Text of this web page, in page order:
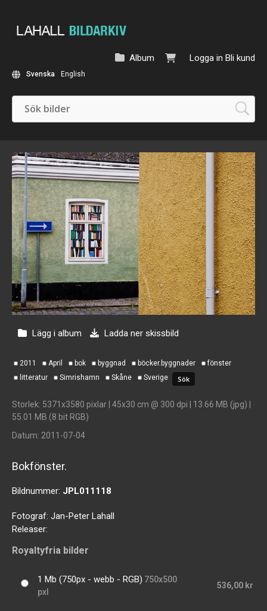
Logga in Bli kund
Album
Svenska English
Lägg i album Ladda ner skissbild
2011 April bok byggnad böcker.byggnader
fönster
litteratur
Simrishamn Skåne Sverige
Storlek: 5371x3580 pixlar | 45x30 cm @ 300 dpi | 13.66 MB (jpg) |
55.01 MB (8 bit RGB)
Datum: 2011-07-04
Bokfönster.
Bildnummer: JPL011118
Fotograf: Jan-Peter Lahall
Releaser:
Royaltyfria bilder
1 Mb (750px - webb - RGB) 750x500
pxl
536,00 kr